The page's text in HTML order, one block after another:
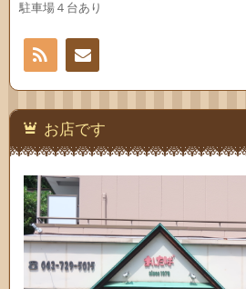
駐車場４台あり
お問
い合
わせ
お店です